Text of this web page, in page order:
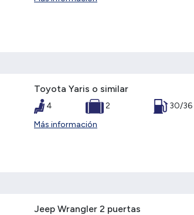
Toyota Yaris o similar
4 2
30/36
Más información
Jeep Wrangler 2 puertas